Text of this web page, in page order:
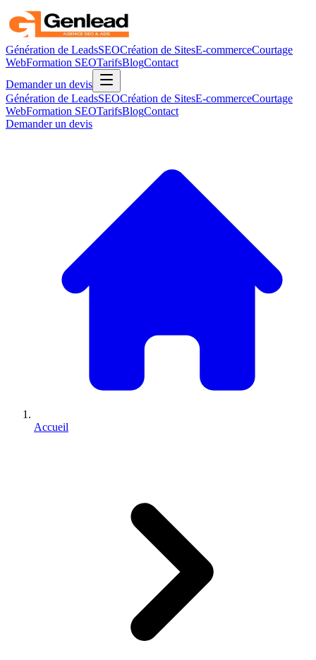
Génération de LeadsSEOCréation de SitesE-commerceCourtage
WebFormation SEOTarifsBlogContact
Demander un devis
Génération de LeadsSEOCréation de SitesE-commerceCourtage
WebFormation SEOTarifsBlogContact
Demander un devis
Accueil